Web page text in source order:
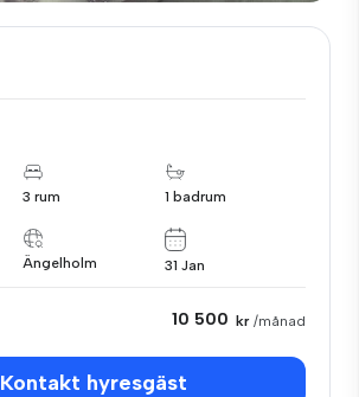
3 rum 1 badrum
Ängelholm 31 Jan
10 500 kr /månad
Kontakt hyresgäst